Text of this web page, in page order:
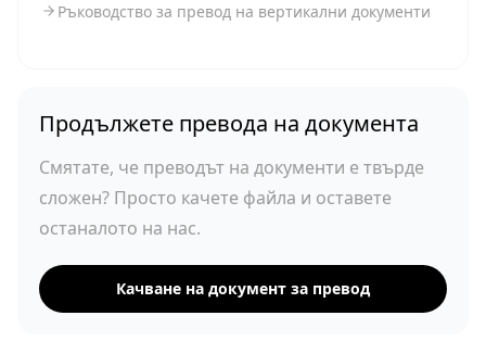
Ръководство за превод на вертикални документи
Продължете превода на документа
Смятате, че преводът на документи е твърде
сложен? Просто качете файла и оставете
останалото на нас.
Качване на документ за превод